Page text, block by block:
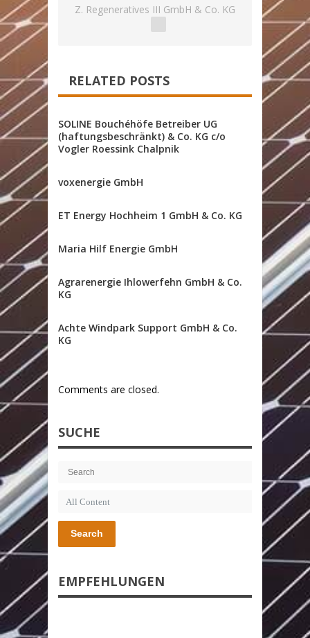
Z. Regeneratives III GmbH & Co. KG
RELATED POSTS
SOLINE Bouchéhöfe Betreiber UG
(haftungsbeschränkt) & Co. KG c/o
Vogler Roessink Chalpnik
voxenergie GmbH
ET Energy Hochheim 1 GmbH & Co. KG
Maria Hilf Energie GmbH
Agrarenergie Ihlowerfehn GmbH & Co.
KG
Achte Windpark Support GmbH & Co.
KG
Comments are closed.
SUCHE
Search
EMPFEHLUNGEN